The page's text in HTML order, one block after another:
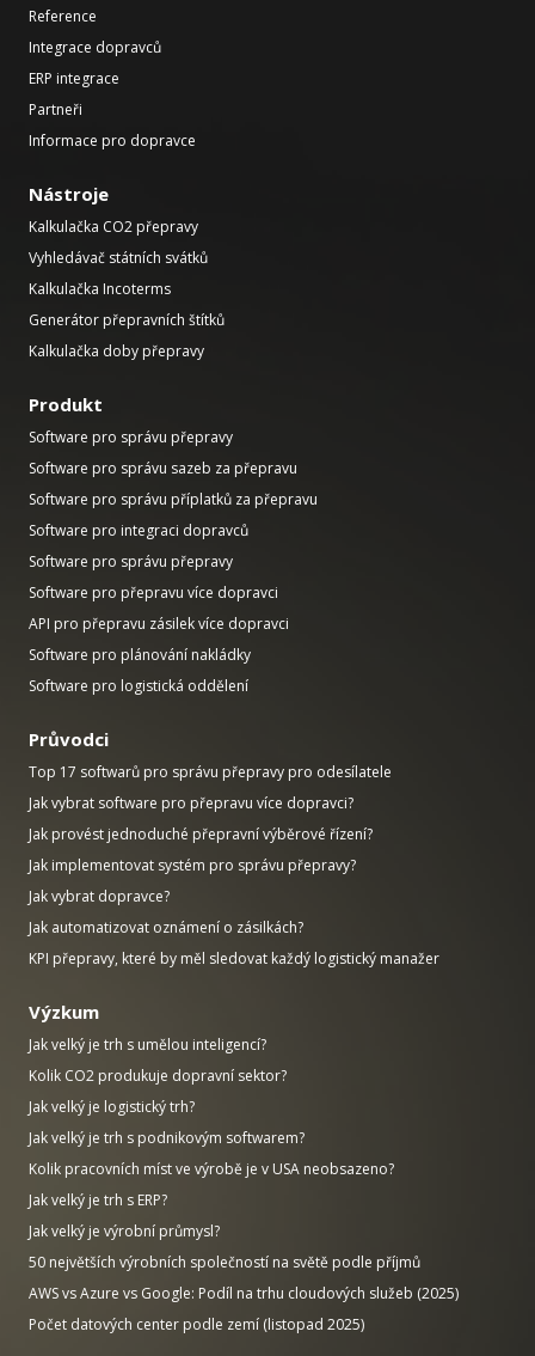
Reference
Integrace dopravců
ERP integrace
Partneři
Informace pro dopravce
Nástroje
Kalkulačka CO2 přepravy
Vyhledávač státních svátků
Kalkulačka Incoterms
Generátor přepravních štítků
Kalkulačka doby přepravy
Produkt
Software pro správu přepravy
Software pro správu sazeb za přepravu
Software pro správu příplatků za přepravu
Software pro integraci dopravců
Software pro správu přepravy
Software pro přepravu více dopravci
API pro přepravu zásilek více dopravci
Software pro plánování nakládky
Software pro logistická oddělení
Průvodci
Top 17 softwarů pro správu přepravy pro odesílatele
Jak vybrat software pro přepravu více dopravci?
Jak provést jednoduché přepravní výběrové řízení?
Jak implementovat systém pro správu přepravy?
Jak vybrat dopravce?
Jak automatizovat oznámení o zásilkách?
KPI přepravy, které by měl sledovat každý logistický manažer
Výzkum
Jak velký je trh s umělou inteligencí?
Kolik CO2 produkuje dopravní sektor?
Jak velký je logistický trh?
Jak velký je trh s podnikovým softwarem?
Kolik pracovních míst ve výrobě je v USA neobsazeno?
Jak velký je trh s ERP?
Jak velký je výrobní průmysl?
50 největších výrobních společností na světě podle příjmů
AWS vs Azure vs Google: Podíl na trhu cloudových služeb (2025)
Počet datových center podle zemí (listopad 2025)